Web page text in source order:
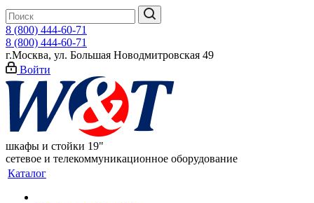
8 (800) 444-60-71
8 (800) 444-60-71
г.Москва, ул. Большая Новодмитровская 49
Войти
шкафы и стойки 19"
сетевое и телекоммуникационное оборудование
Каталог